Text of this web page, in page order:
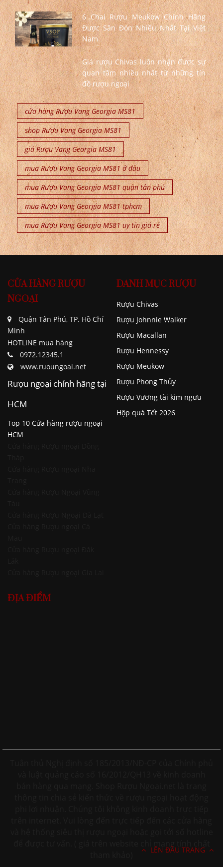
6 Chai Rượu Meukow Chính Hãng
Được Săn Đón Nhiều Nhất Tại Việt
Nam
Giá rượu Chivas luôn nhận được sự
quan tâm nhiều nhất từ những tín
đồ rượu ngoại
cửa hàng Rượu Vang Georgia MS81
shop Rượu Vang Georgia MS81
giá Rượu Vang Georgia MS81
mua Rượu Vang Georgia MS81 ở đâu
mua Rượu Vang Georgia MS81 quận tân phú
mua Rượu Vang Georgia MS81 tphcm
mua Rượu Vang Georgia MS81 uy tín giá rẻ
LÊN ĐẦU TRANG
CỬA HÀNG RƯỢU
NGOẠI
Quận Tân Phú, TP. Hồ Chí
Minh
HOTLINE mua hàng
0972.12345.1
www.ruoungoai.net
Rượu ngoại chính hãng tại
HCM
Top 10 Cửa hàng rượu ngoại
HCM
DANH MỤC RƯỢU
Rượu Chivas
Rượu Johnnie Walker
Rượu Macallan
Rượu Hennessy
Rượu Meukow
Rượu Phong Thủy
Rượu Vương tài kim ngưu
Hộp quà Tết 2026
ĐỊA ĐIỂM
để được tư vấn. ( giá trên website chỉ mang tính chất